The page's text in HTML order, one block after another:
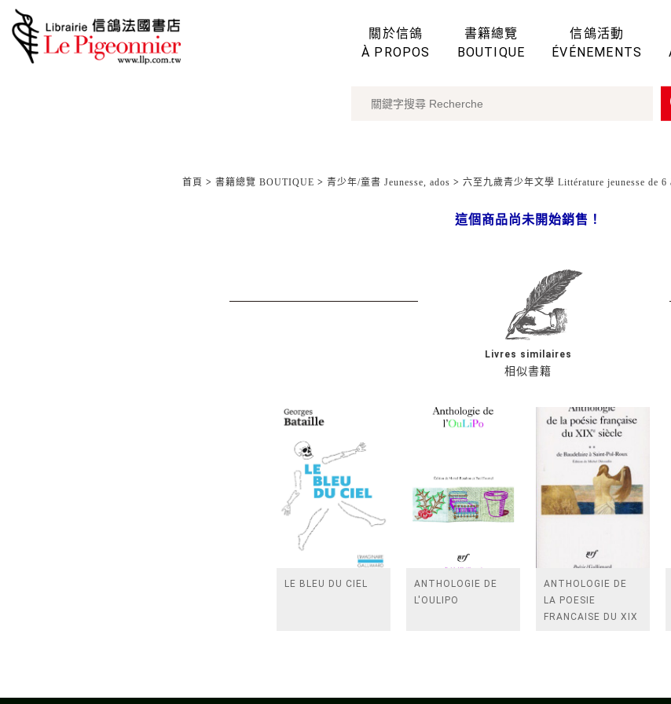
關於信鴿
À PROPOS
書籍總覽
BOUTIQUE
信鴿活動
ÉVÉNEMENTS
首頁 > 書籍總覽 BOUTIQUE > 青少年/童書 Jeunesse, ados > 六至九歲青少年文學 Littérature jeunesse de 6
這個商品尚未開始銷售！
相似書籍
Livres similaires
LE BLEU DU CIEL
ANTHOLOGIE DE
L'OULIPO
ANTHOLOGIE DE
LA POESIE
FRANCAISE DU XIX